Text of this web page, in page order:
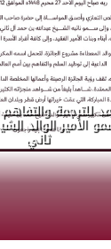
للترجمة
الوالد
ثاني